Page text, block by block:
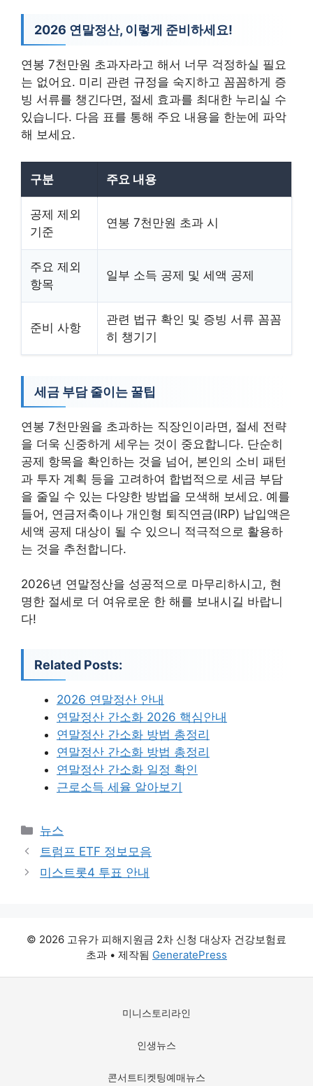
2026 연말정산, 이렇게 준비하세요!
연봉 7천만원 초과자라고 해서 너무 걱정하실 필요
는 없어요. 미리 관련 규정을 숙지하고 꼼꼼하게 증
빙 서류를 챙긴다면, 절세 효과를 최대한 누리실 수
있습니다. 다음 표를 통해 주요 내용을 한눈에 파악
해 보세요.
구분 주요 내용
공제 제외
기준
연봉 7천만원 초과 시
주요 제외
항목
일부 소득 공제 및 세액 공제
준비 사항
관련 법규 확인 및 증빙 서류 꼼꼼
히 챙기기
세금 부담 줄이는 꿀팁
연봉 7천만원을 초과하는 직장인이라면, 절세 전략
을 더욱 신중하게 세우는 것이 중요합니다. 단순히
공제 항목을 확인하는 것을 넘어, 본인의 소비 패턴
과 투자 계획 등을 고려하여 합법적으로 세금 부담
을 줄일 수 있는 다양한 방법을 모색해 보세요. 예를
들어, 연금저축이나 개인형 퇴직연금(IRP) 납입액은
세액 공제 대상이 될 수 있으니 적극적으로 활용하
는 것을 추천합니다.
2026년 연말정산을 성공적으로 마무리하시고, 현
명한 절세로 더 여유로운 한 해를 보내시길 바랍니
다!
Related Posts:
2026 연말정산 안내
연말정산 간소화 2026 핵심안내
연말정산 간소화 방법 총정리
연말정산 간소화 방법 총정리
연말정산 간소화 일정 확인
근로소득 세율 알아보기
카
테
리
뉴스
트럼프 ETF 정보모음
미스트롯4 투표 안내
© 2026 고유가 피해지원금 2차 신청 대상자 건강보험료
초과 • 제작됨 GeneratePress
미니스토리라인
인생뉴스
콘서트티켓팅예매뉴스